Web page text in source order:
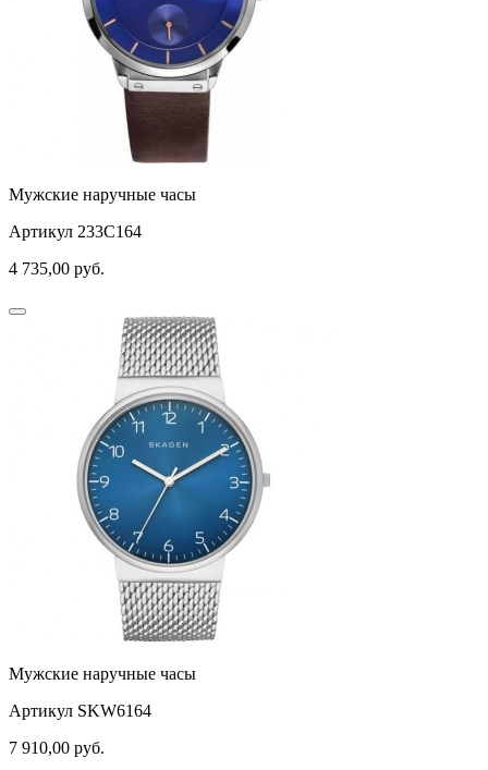
Мужские наручные часы
Артикул 233C164
4 735,00 руб.
Мужские наручные часы
Артикул SKW6164
7 910,00 руб.